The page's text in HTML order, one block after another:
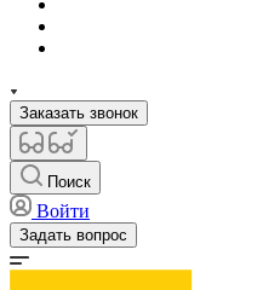
Заказать звонок
Поиск
Войти
Задать вопрос